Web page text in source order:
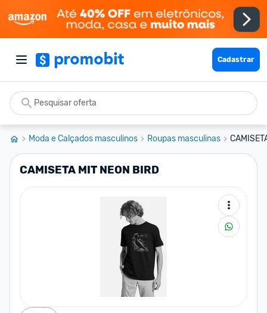
Cadastrar
Moda e Calçados masculinos Roupas masculinas
CAMISETA MIT NEON BIRD